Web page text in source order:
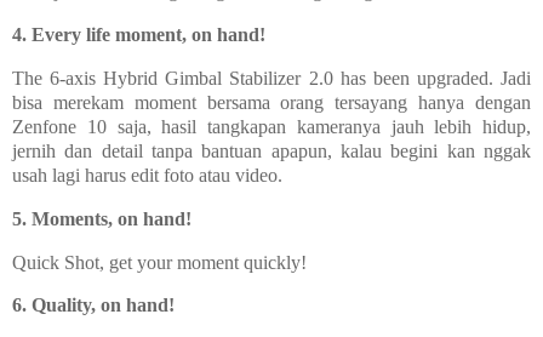
4. Every life moment, on hand!
The 6-axis Hybrid Gimbal Stabilizer 2.0 has been upgraded. Jadi
bisa merekam moment bersama orang tersayang hanya dengan
Zenfone 10 saja, hasil tangkapan kameranya jauh lebih hidup,
jernih dan detail tanpa bantuan apapun, kalau begini kan nggak
usah lagi harus edit foto atau video.
5. Moments, on hand!
Quick Shot, get your moment quickly!
6. Quality, on hand!